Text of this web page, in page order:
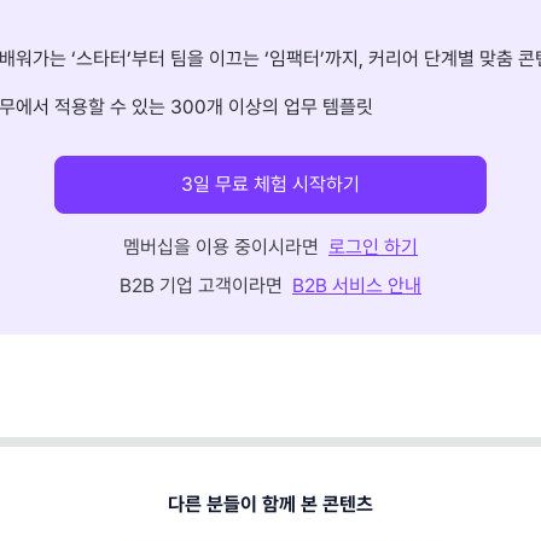
워가는 ‘스타터’부터 팀을 이끄는 ‘임팩터’까지, 커리어 단계별 맞춤 콘
에서 적용할 수 있는 300개 이상의 업무 템플릿
3일 무료 체험 시작하기
멤버십을 이용 중이시라면 로그인 하기
B2B 기업 고객이라면 B2B 서비스 안내
다른 분들이 함께 본 콘텐츠